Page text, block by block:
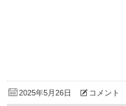
2025年5月26日 コメント